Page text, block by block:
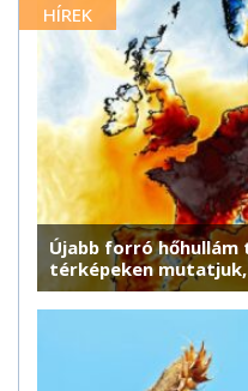
HÍREK
Újabb forró
térképeken